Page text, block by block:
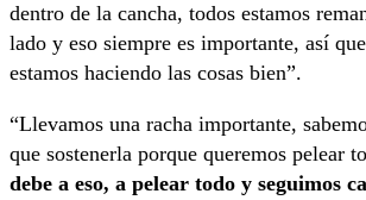
dentro de la cancha, todos estamos
lado y eso siempre es importante, así
estamos haciendo las cosas bien”.
“Llevamos una racha importante,
que sostenerla porque queremos pelear
debe a eso, a pelear todo y seguimos